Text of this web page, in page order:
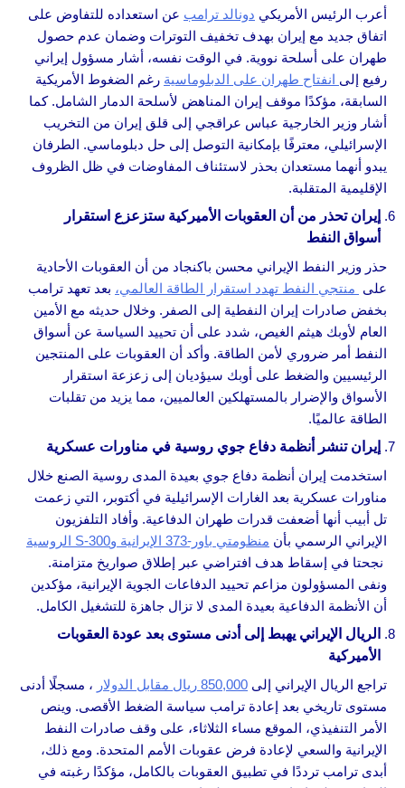
أعرب الرئيس الأمريكي دونالد ترامب عن استعداده للتفاوض على
اتفاق جديد مع إيران بهدف تخفيف التوترات وضمان عدم حصول
طهران على أسلحة نووية. في الوقت نفسه، أشار مسؤول إيراني
رفيع إلى انفتاح طهران على الدبلوماسية رغم الضغوط الأمريكية
السابقة، مؤكدًا موقف إيران المناهض لأسلحة الدمار الشامل. كما
أشار وزير الخارجية عباس عراقجي إلى قلق إيران من التخريب
الإسرائيلي، معترفًا بإمكانية التوصل إلى حل دبلوماسي. الطرفان
يبدو أنهما مستعدان بحذر لاستئناف المفاوضات في ظل الظروف
الإقليمية المتقلبة.
إيران تحذر من أن العقوبات الأميركية ستزعزع استقرار
أسواق النفط
حذر وزير النفط الإيراني محسن باكنجاد من أن العقوبات الأحادية
على منتجي النفط تهدد استقرار الطاقة العالمي، بعد تعهد ترامب
بخفض صادرات إيران النفطية إلى الصفر. وخلال حديثه مع الأمين
العام لأوبك هيثم الغيص، شدد على أن تحييد السياسة عن أسواق
النفط أمر ضروري لأمن الطاقة. وأكد أن العقوبات على المنتجين
الرئيسيين والضغط على أوبك سيؤديان إلى زعزعة استقرار
الأسواق والإضرار بالمستهلكين العالميين، مما يزيد من تقلبات
الطاقة عالميًا.
إيران تنشر أنظمة دفاع جوي روسية في مناورات عسكرية
استخدمت إيران أنظمة دفاع جوي بعيدة المدى روسية الصنع خلال
مناورات عسكرية بعد الغارات الإسرائيلية في أكتوبر، التي زعمت
تل أبيب أنها أضعفت قدرات طهران الدفاعية. وأفاد التلفزيون
الإيراني الرسمي بأن منظومتي باور-373 الإيرانية وS-300 الروسية
نجحتا في إسقاط هدف افتراضي عبر إطلاق صواريخ متزامنة.
ونفى المسؤولون مزاعم تحييد الدفاعات الجوية الإيرانية، مؤكدين
أن الأنظمة الدفاعية بعيدة المدى لا تزال جاهزة للتشغيل الكامل.
الريال الإيراني يهبط إلى أدنى مستوى بعد عودة العقوبات
الأميركية
تراجع الريال الإيراني إلى 850,000 ريال مقابل الدولار
، مسجلًا أدنى
مستوى تاريخي بعد إعادة ترامب سياسة الضغط الأقصى. وينص
الأمر التنفيذي، الموقع مساء الثلاثاء، على وقف صادرات النفط
الإيرانية والسعي لإعادة فرض عقوبات الأمم المتحدة. ومع ذلك،
أبدى ترامب ترددًا في تطبيق العقوبات بالكامل، مؤكدًا رغبته في